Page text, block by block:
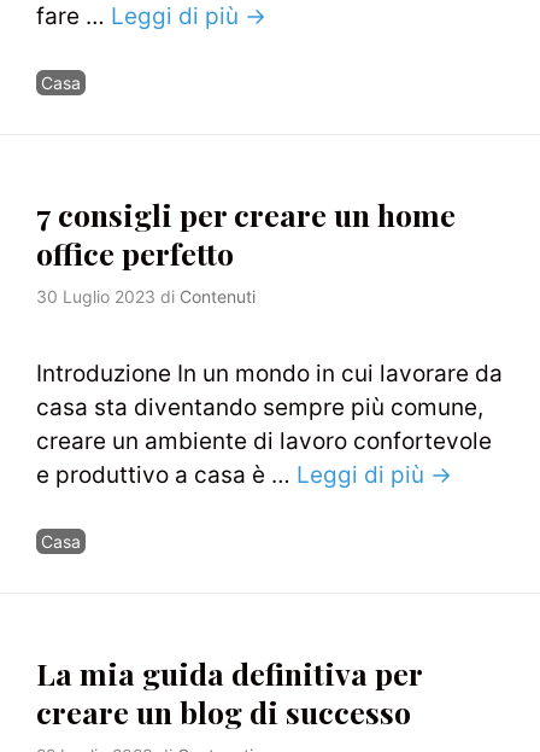
fare … Leggi di più →
Categorie
Casa
7 consigli per creare un home
office perfetto
30 Luglio 2023 di Contenuti
Introduzione In un mondo in cui lavorare da
casa sta diventando sempre più comune,
creare un ambiente di lavoro confortevole
e produttivo a casa è … Leggi di più →
Categorie
Casa
La mia guida definitiva per
creare un blog di successo